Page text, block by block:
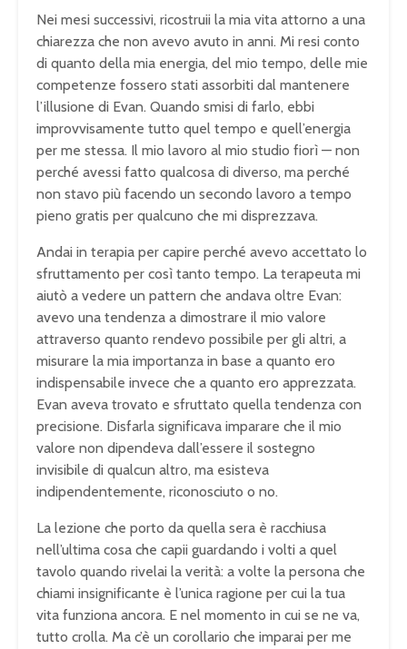
Nei mesi successivi, ricostruii la mia vita attorno a una
chiarezza che non avevo avuto in anni. Mi resi conto
di quanto della mia energia, del mio tempo, delle mie
competenze fossero stati assorbiti dal mantenere
l’illusione di Evan. Quando smisi di farlo, ebbi
improvvisamente tutto quel tempo e quell’energia
per me stessa. Il mio lavoro al mio studio fiorì — non
perché avessi fatto qualcosa di diverso, ma perché
non stavo più facendo un secondo lavoro a tempo
pieno gratis per qualcuno che mi disprezzava.
Andai in terapia per capire perché avevo accettato lo
sfruttamento per così tanto tempo. La terapeuta mi
aiutò a vedere un pattern che andava oltre Evan:
avevo una tendenza a dimostrare il mio valore
attraverso quanto rendevo possibile per gli altri, a
misurare la mia importanza in base a quanto ero
indispensabile invece che a quanto ero apprezzata.
Evan aveva trovato e sfruttato quella tendenza con
precisione. Disfarla significava imparare che il mio
valore non dipendeva dall’essere il sostegno
invisibile di qualcun altro, ma esisteva
indipendentemente, riconosciuto o no.
La lezione che porto da quella sera è racchiusa
nell’ultima cosa che capii guardando i volti a quel
tavolo quando rivelai la verità: a volte la persona che
chiami insignificante è l’unica ragione per cui la tua
vita funziona ancora. E nel momento in cui se ne va,
tutto crolla. Ma c’è un corollario che imparai per me